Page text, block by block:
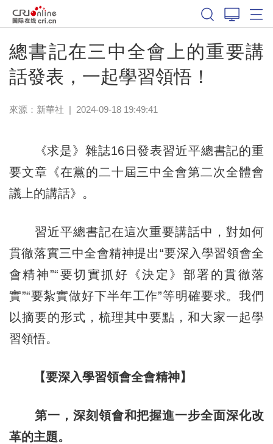
總書記在三中全會上的重要講
話發表，一起學習領悟！
來源： 新華社 | 2024-09-18 19:49:41
《求是》雜誌16日發表習近平總書記的重
要文章《在黨的二十屆三中全會第二次全體會
議上的講話》。
習近平總書記在這次重要講話中，對如何
貫徹落實三中全會精神提出“要深入學習領會全
會精神”“要切實抓好《決定》部署的貫徹落
實”“要紮實做好下半年工作”等明確要求。我們
以摘要的形式，梳理其中要點，和大家一起學
習領悟。
【要深入學習領會全會精神】
第一，深刻領會和把握進一步全面深化改
革的主題。